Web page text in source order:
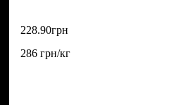
228.90грн
286 грн/кг